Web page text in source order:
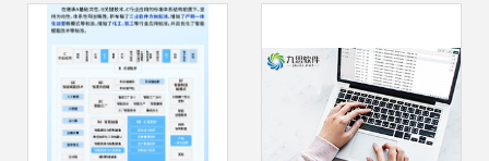
软件服务全新升级